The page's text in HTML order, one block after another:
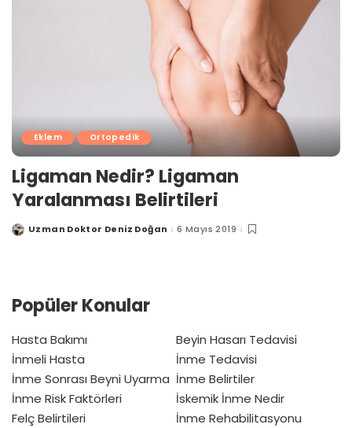
Eklem Ortopedik
Ligaman Nedir? Ligaman
Yaralanması Belirtileri
PostedUzman Doktor Deniz Doğan 6 Mayıs 2019
Popüler Konular
Hasta Bakımı
İnmeli Hasta
İnme Sonrası Beyni Uyarma
İnme Risk Faktörleri
Felç Belirtileri
Beyin Hasarı Tedavisi
İnme Tedavisi
İnme Belirtiler
İskemik İnme Nedir
İnme Rehabilitasyonu